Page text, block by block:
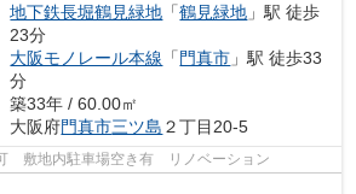
地下鉄長堀鶴見緑地 「鶴見緑地 」駅 徒歩
23分
大阪モノレール本線 「 門真市 」駅 徒歩33
分
築33年 / 60.00㎡
大阪府門真市三ツ島 ２丁目20-5
可 敷地内駐車場空き有 リノベーション